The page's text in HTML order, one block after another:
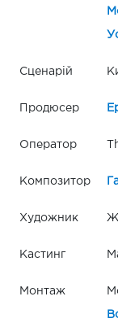
Сценарій
Продюсер
Оператор
Композитор
Художник
Кастинг
Монтаж